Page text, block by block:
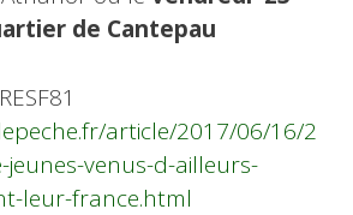
de Cantepau
article/2017/06/16/2
venus-d-ailleurs-
leur-france.html